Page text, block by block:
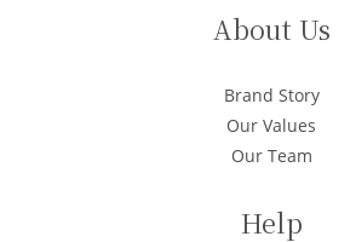
About Us
Brand Story
Our Values
Our Team
Help